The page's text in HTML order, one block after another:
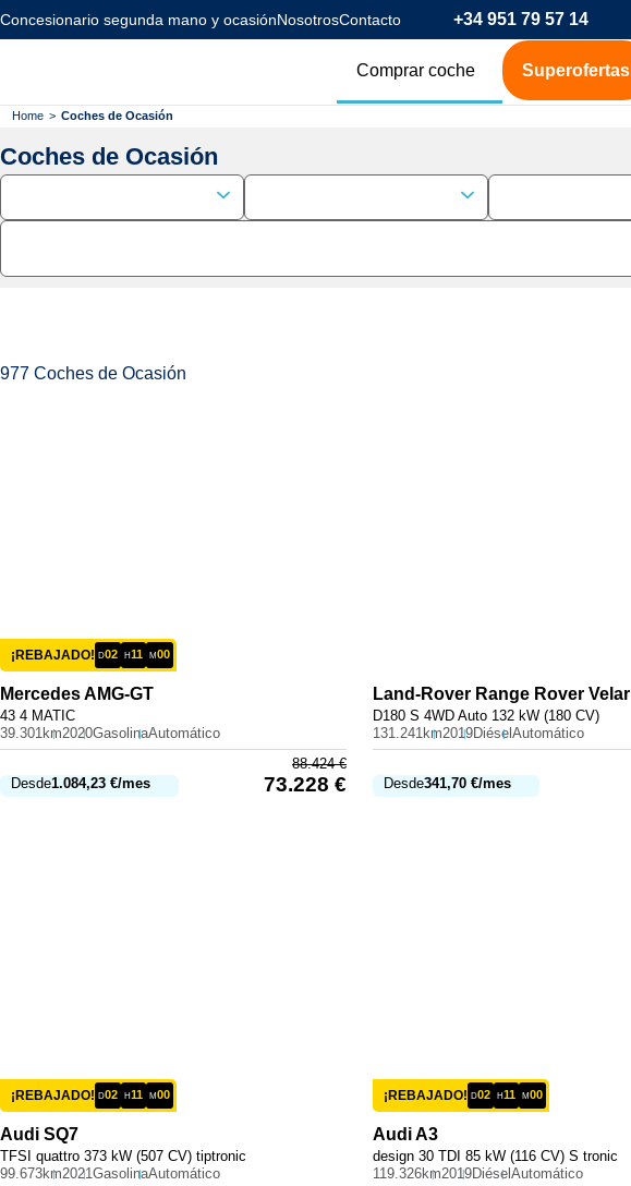
Concesionario segunda mano y ocasiónNosotrosContacto +34 951 79 57 14
Comprar coche
Coches Eléctricos
Superofertas
Home > Coches de Ocasión
Coches de Ocasión
977 Coches de Ocasión
¡REBAJADO! D02 H11 M00
MercedesAMG-GT
43 4 MATIC
39.301km2020GasolinaAutomático
Desde1.084,23 €/mes
88.424€
73.228 €
Land-Rover Range Rover Velar
D180 S 4WD Auto 132 kW (180 CV)
131.241km2019Diésel Automático
Desde341,70 €/mes
¡REBAJADO! D02 H11 M00
Audi SQ7
TFSI quattro 373 kW (507 CV) tiptronic
99.673km2021GasolinaAutomático
¡REBAJADO! D02 H11 M00
AudiA3
design 30 TDI 85 kW (116 CV) S tronic
119.326km2019DiéselAutomático